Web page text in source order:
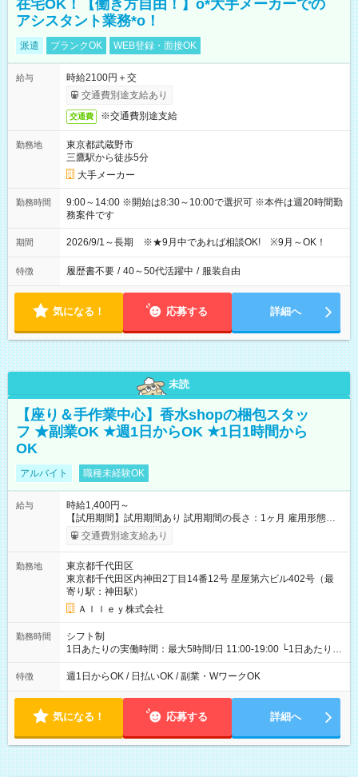
在宅OK！【働き方自由！】o*大手メーカーでの
アシスタント業務*o！
派遣 ブランクOK WEB登録・面接OK
給与
時給2100円＋交
交通費別途支給あり
交通費 ※交通費別途支給
勤務地
東京都武蔵野市
三鷹駅から徒歩5分
大手メーカー
勤務時間
9:00～14:00 ※開始は8:30～10:00で選択可 ※本件は週20時間勤
務案件です
期間 2026/9/1～長期 ※★9月中であれば相談OK! ※9月～OK！
特徴 履歴書不要 / 40～50代活躍中 / 服装自由
気になる！ 応募する 詳細へ
未読
【座り＆手作業中心】香水shopの梱包スタッ
フ ★副業OK ★週1日からOK ★1日1時間から
OK
アルバイト 職種未経験OK
給与
時給1,400円～
【試用期間】試用期間あり 試用期間の長さ：1ヶ月 雇用形態、
給与は本採用時と同じです。
交通費別途支給あり
勤務地
東京都千代田区
東京都千代田区内神田2丁目14番12号 星屋第六ビル402号（最
寄り駅：神田駅）
Ａｌｌｅｙ株式会社
勤務時間
シフト制
1日あたりの実働時間：最大5時間/日 11:00-19:00 └1日あたりの
実働時間：1-5時間 └上記の時間帯内であれば、いつでも勤務可
能！ └平日・土曜日の中で、お好きな曜日でご勤務いただけま
18:00 などのように、自由な働き方が可能なお仕事です！
特徴 週1日からOK / 日払いOK / 副業・WワークOK
気になる！ 応募する 詳細へ